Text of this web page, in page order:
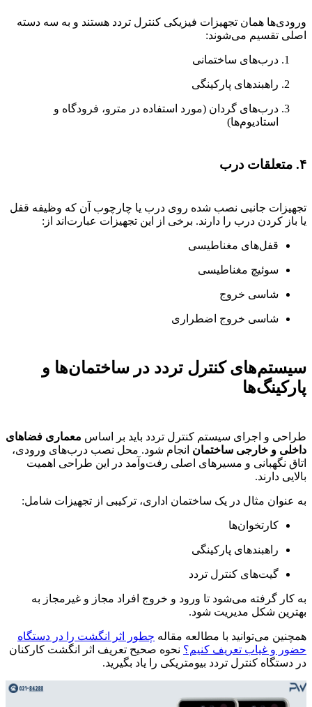
ورودی‌ها همان تجهیزات فیزیکی کنترل تردد هستند و به سه دسته
اصلی تقسیم می‌شوند:
درب‌های ساختمانی
راهبندهای پارکینگی
درب‌های گردان (مورد استفاده در مترو، فرودگاه و
استادیوم‌ها)
۴. متعلقات درب
تجهیزات جانبی نصب شده روی درب یا چارچوب آن که وظیفه قفل
یا باز کردن درب را دارند. برخی از این تجهیزات عبارت‌اند از:
قفل‌های مغناطیسی
سوئیچ مغناطیسی
شاسی خروج
شاسی خروج اضطراری
سیستم‌های کنترل تردد در ساختمان‌ها و
پارکینگ‌ها
طراحی و اجرای سیستم کنترل تردد باید بر اساس معماری فضاهای
داخلی و خارجی ساختمان انجام شود. محل نصب درب‌های ورودی،
اتاق نگهبانی و مسیرهای اصلی رفت‌وآمد در این طراحی اهمیت
بالایی دارند.
به عنوان مثال در یک ساختمان اداری، ترکیبی از تجهیزات شامل:
کارتخوان‌ها
راهبندهای پارکینگی
گیت‌های کنترل تردد
به کار گرفته می‌شود تا ورود و خروج افراد مجاز و غیرمجاز به
بهترین شکل مدیریت شود.
همچنین می‌توانید با مطالعه مقاله چطور اثر انگشت را در دستگاه
حضور و غیاب تعریف کنیم؟ نحوه صحیح تعریف اثر انگشت کارکنان
در دستگاه کنترل تردد بیومتریکی را یاد بگیرید.